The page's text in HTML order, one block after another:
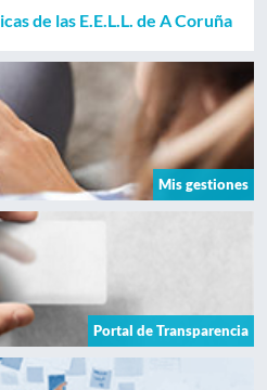
de las E.E.L.L. de A Coruña
Mis gestiones
Portal de Transparencia